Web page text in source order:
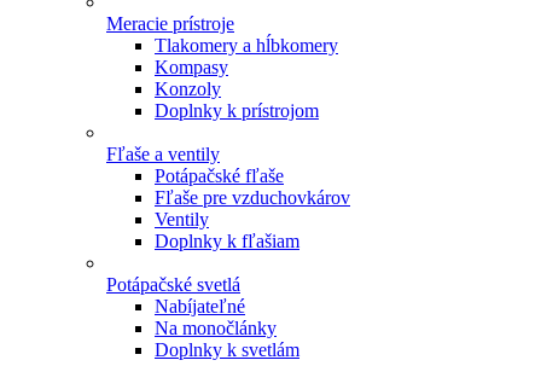
Meracie prístroje
Tlakomery a hĺbkomery
Kompasy
Konzoly
Doplnky k prístrojom
Fľaše a ventily
Potápačské fľaše
Fľaše pre vzduchovkárov
Ventily
Doplnky k fľašiam
Potápačské svetlá
Nabíjateľné
Na monočlánky
Doplnky k svetlám